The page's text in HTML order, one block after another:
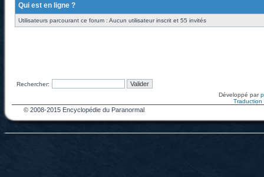
Qui est en ligne ?
Utilisateurs parcourant ce forum : Aucun utilisateur inscrit et 55 invités
Rechercher:
Développé par
Traduction
© 2008-2015 Encyclopédie du Paranormal